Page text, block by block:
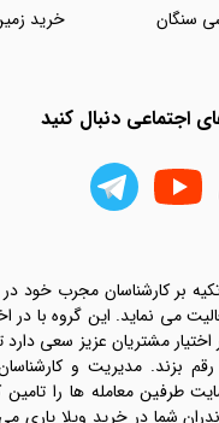
سنگان
خرید
اجتماعی دنبال کنید
بر کارشناسان مجرب خود
می نماید. این گروه با در
اختیار مشتریان عزیز سعی
رقم بزند. مدیریت و
شما در خرید ویلا یاری